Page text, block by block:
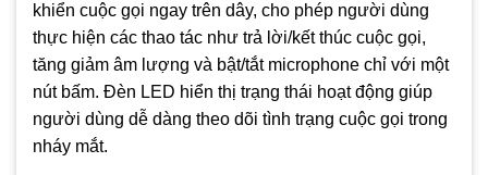
khiển cuộc gọi ngay trên dây, cho phép người dùng
thực hiện các thao tác như trả lời/kết thúc cuộc gọi,
tăng giảm âm lượng và bật/tắt microphone chỉ với một
nút bấm. Đèn LED hiển thị trạng thái hoạt động giúp
người dùng dễ dàng theo dõi tình trạng cuộc gọi trong
nháy mắt.